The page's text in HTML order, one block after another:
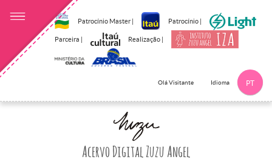
Patrocínio Master | Patrocínio |
Parceira | Realização |
Olá Visitante Idioma PT
Acervo Digital Zuzu Angel